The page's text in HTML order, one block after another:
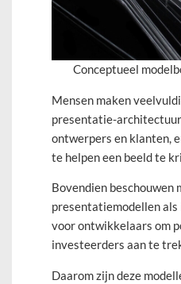
Conceptueel
Mensen maken
presentatie-
ontwerpers en klanten,
te helpen een beeld te
Bovendien beschouwen
presentatiemodellen
voor ontwikkelaars om
investeerders aan te
Daarom zijn deze